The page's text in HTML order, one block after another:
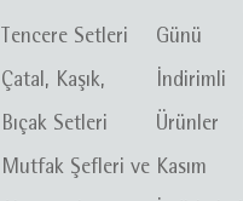
Tencere Setleri
Çatal, Kaşık,
Bıçak Setleri
Mutfak Şefleri ve
Günü
İndirimli
Ürünler
Kasım